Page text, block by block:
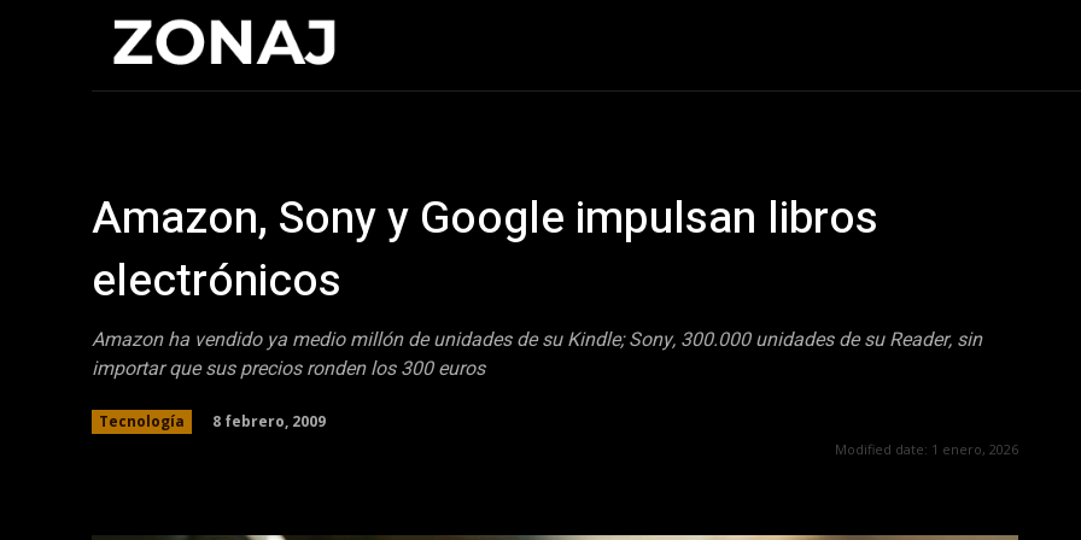
Amazon, Sony y Google impulsan libros
electrónicos
Amazon ha vendido ya medio millón de unidades de su Kindle; Sony, 300.000 unidades de su Reader, sin
importar que sus precios ronden los 300 euros
Tecnología 8 febrero, 2009
Modified date: 1 enero, 2026